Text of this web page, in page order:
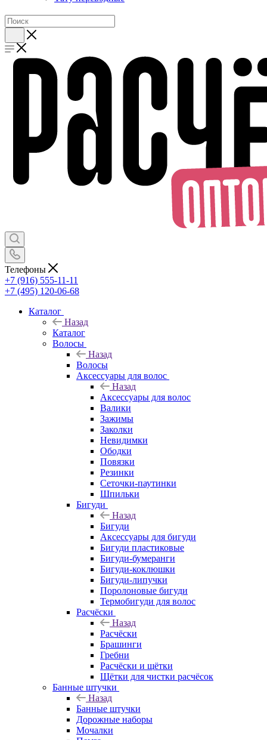
Телефоны
+7 (916) 555-11-11
+7 (495) 120-06-68
Каталог
Назад
Каталог
Волосы
Назад
Волосы
Аксессуары для волос
Назад
Аксессуары для волос
Валики
Зажимы
Заколки
Невидимки
Ободки
Повязки
Резинки
Сеточки-паутинки
Шпильки
Бигуди
Назад
Бигуди
Аксессуары для бигуди
Бигуди пластиковые
Бигуди-бумеранги
Бигуди-коклюшки
Бигуди-липучки
Поролоновые бигуди
Термобигуди для волос
Расчёски
Назад
Расчёски
Брашинги
Гребни
Расчёски и щётки
Щётки для чистки расчёсок
Банные штучки
Назад
Банные штучки
Дорожные наборы
Мочалки